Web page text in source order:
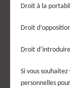
Droit à la
Droit
Droit
Si vous
personnelles